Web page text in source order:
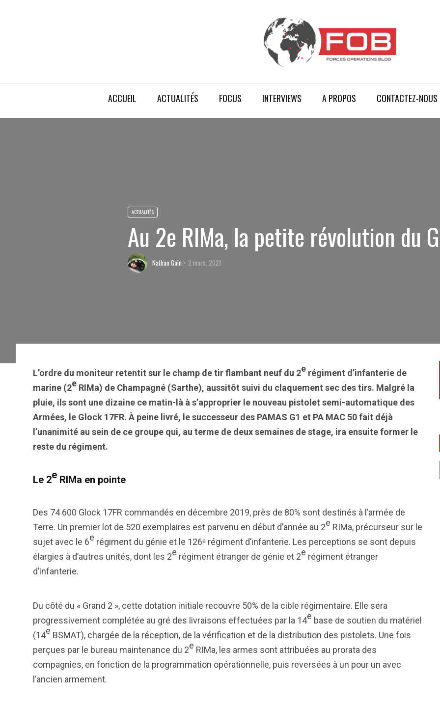
ACCUEIL ACTUALITÉS FOCUS INTERVIEWS A PROPOS CONTACTEZ-NOUS
ACTUALITÉS
Au 2e RIMa, la petite révolution du
Nathan Gain 2 mars, 2021
L’ordre du moniteur retentit sur le champ de tir flambant neuf du 2e régiment d’infanterie de
marine (2e RIMa) de Champagné (Sarthe), aussitôt suivi du claquement sec des tirs. Malgré la
pluie, ils sont une dizaine ce matin-là à s’approprier le nouveau pistolet semi-automatique des
Armées, le Glock 17FR. À peine livré, le successeur des PAMAS G1 et PA MAC 50 fait déjà
l’unanimité au sein de ce groupe qui, au terme de deux semaines de stage, ira ensuite former le
reste du régiment.
Le 2e RIMa en pointe
Des 74 600 Glock 17FR commandés en décembre 2019, près de 80% sont destinés à l’armée de
Terre. Un premier lot de 520 exemplaires est parvenu en début d’année au 2e RIMa, précurseur sur le
sujet avec le 6e régiment du génie et le 126ᵉ régiment d’infanterie. Les perceptions se sont depuis
élargies à d’autres unités, dont les 2e régiment étranger de génie et 2e régiment étranger
d’infanterie.
Du côté du « Grand 2 », cette dotation initiale recouvre 50% de la cible régimentaire. Elle sera
progressivement complétée au gré des livraisons effectuées par la 14e base de soutien du matériel
(14e BSMAT), chargée de la réception, de la vérification et de la distribution des pistolets. Une fois
perçues par le bureau maintenance du 2e RIMa, les armes sont attribuées au prorata des
compagnies, en fonction de la programmation opérationnelle, puis reversées à un pour un avec
l’ancien armement.